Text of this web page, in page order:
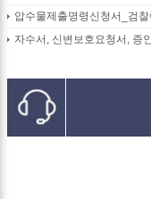
압수물제출명령신청서_검
자수서, 신변보호요청서, 증